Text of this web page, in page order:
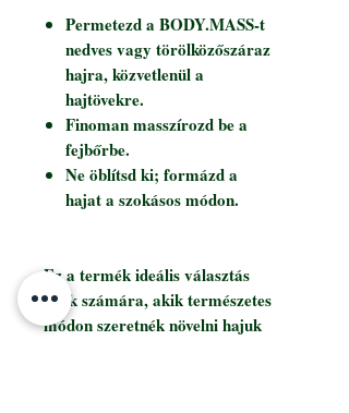
Permetezd a BODY.MASS-t
nedves vagy törölközőszáraz
hajra, közvetlenül a
hajtövekre.
Finoman masszírozd be a
fejbőrbe.
Ne öblítsd ki; formázd a
hajat a szokásos módon.
Ez a termék ideális választás
azok számára, akik természetes
módon szeretnék növelni hajuk